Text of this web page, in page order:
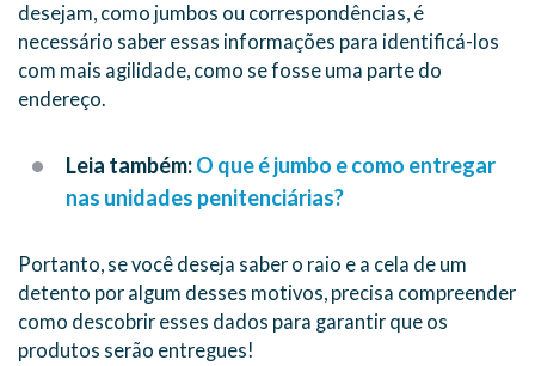
desejam, como jumbos ou correspondências, é
necessário saber essas informações para identificá-los
com mais agilidade, como se fosse uma parte do
endereço.
Leia também:O que é jumbo e como entregar
nas unidades penitenciárias?
Portanto, se você deseja saber o raio e a cela de um
detento por algum desses motivos, precisa compreender
como descobrir esses dados para garantir que os
produtos serão entregues!